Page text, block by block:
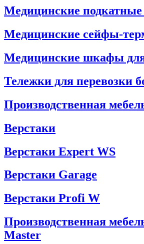
Медицинские
Медицинские сейфы-
Медицинские шкафы для
Тележки для перевозки
Производственная
Верстаки
Верстаки Expert WS
Верстаки Garage
Верстаки Profi W
Производственная
Master